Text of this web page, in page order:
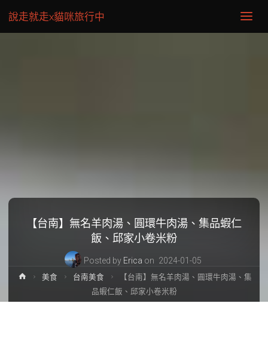
說走就走x貓咪旅行中
【台南】無名羊肉湯、圓環牛肉湯、集品蝦仁
飯、邱家小卷米粉
Posted by Erica on 2024-01-05
Home美食 台南美食
【台南】無名羊肉湯、圓環牛肉湯、集
品蝦仁飯、邱家小卷米粉